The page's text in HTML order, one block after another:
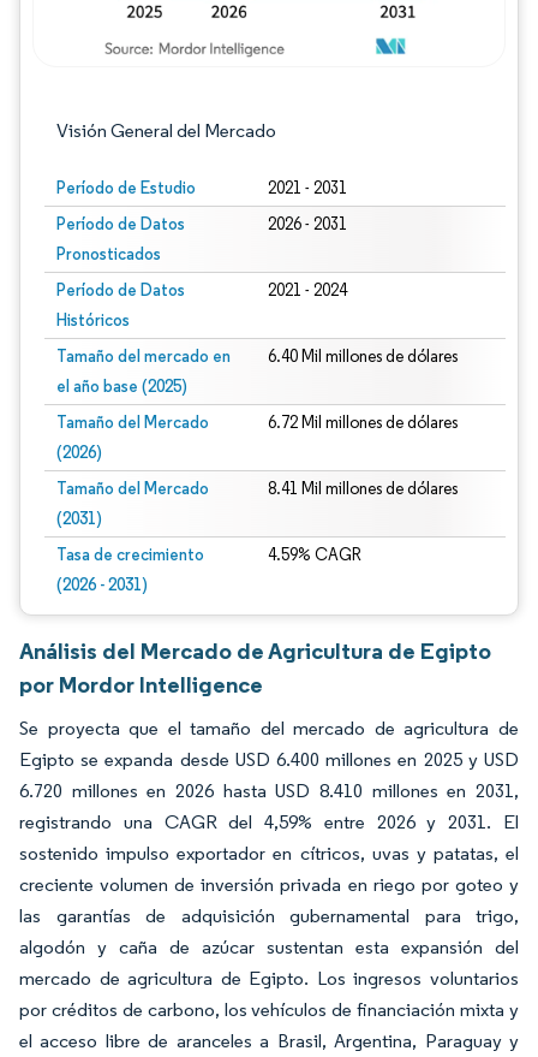
Visión General del Mercado
Período de Estudio 2021 - 2031
Período de Datos
Pronosticados
2026 - 2031
Período de Datos
Históricos
2021 - 2024
Tamaño del mercado en
el año base (2025)
6.40 Mil millones de dólares
Tamaño del Mercado
(2026)
6.72 Mil millones de dólares
Tamaño del Mercado
(2031)
8.41 Mil millones de dólares
Tasa de crecimiento
(2026 - 2031)
4.59% CAGR
Análisis del Mercado de Agricultura de Egipto
por Mordor Intelligence
Se proyecta que el tamaño del mercado de agricultura de
Egipto se expanda desde USD 6.400 millones en 2025 y USD
6.720 millones en 2026 hasta USD 8.410 millones en 2031,
registrando una CAGR del 4,59% entre 2026 y 2031. El
sostenido impulso exportador en cítricos, uvas y patatas, el
creciente volumen de inversión privada en riego por goteo y
las garantías de adquisición gubernamental para trigo,
algodón y caña de azúcar sustentan esta expansión del
mercado de agricultura de Egipto. Los ingresos voluntarios
por créditos de carbono, los vehículos de financiación mixta y
el acceso libre de aranceles a Brasil, Argentina, Paraguay y